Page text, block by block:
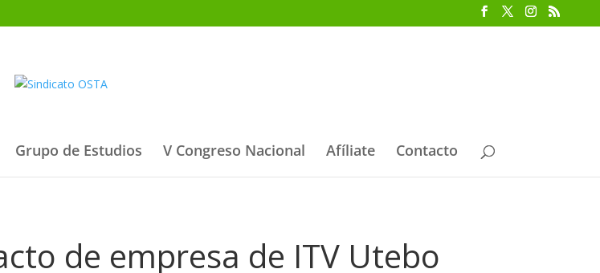
Grupo de Estudios V Congreso Nacional Afíliate Contacto
de empresa de ITV Utebo